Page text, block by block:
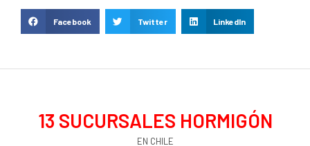
Facebook Twitter LinkedIn
EN CHILE
13 SUCURSALES HORMIGÓN